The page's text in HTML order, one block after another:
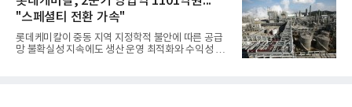
업계에 따르면 올해 상반기 게임업계는 기업별 성적
표가 크게 갈렸다. 대표적으로 크래프톤은 'PUBG: 배
틀그라운드'의 안정적인 성장에 힘입어 상반기 연결
기준 매출 2조6616억원, 영업이익 9725억원으로 역
대 최대 실적을 기록했다. 엔씨도 올해 출시한 '아이온
"스페셜티 전환 가속"
롯데케미칼이 중동 지역 지정학적 불안에 따른 공급
망 불확실성 지속에도 생산 운영 최적화와 수익성 중